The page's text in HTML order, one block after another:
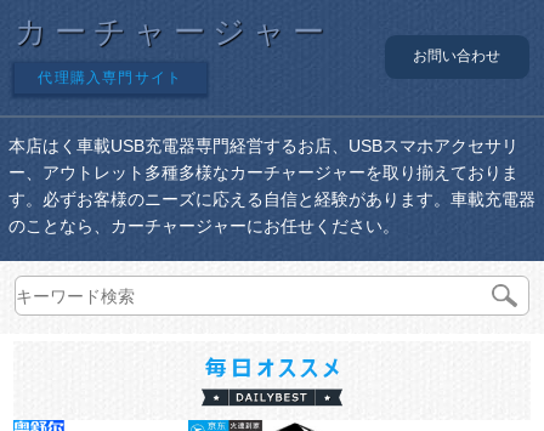
カーチャージャー
代理購入専門サイト
お問い合わせ
本店はく車載USB充電器専門経営するお店、USBスマホアクセサリ
ー、アウトレット多種多様なカーチャージャーを取り揃えておりま
す。必ずお客様のニーズに応える自信と経験があります。車載充電器
のことなら、カーチャージャーにお任せください。